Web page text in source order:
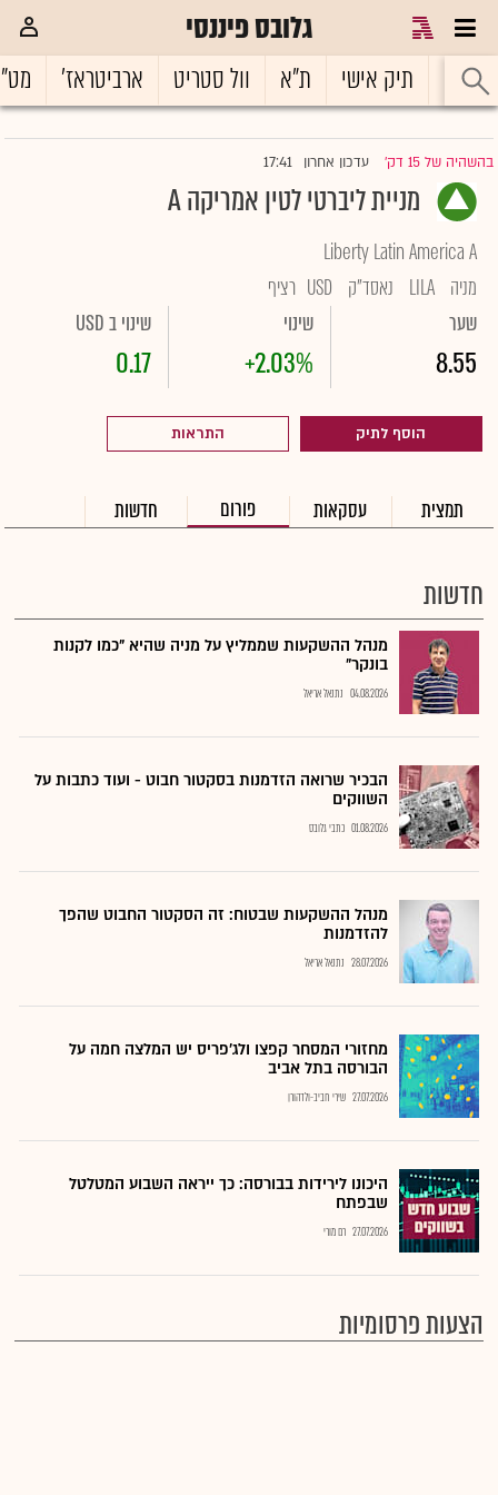
גלובס פיננסי
ראשי תיק אישי ת"א וול סטריט ארביטראז'
בהשהיה של 15 דק' |עדכון אחרון 17:41
מניית ליברטי לטין אמריקה A
Liberty Latin America A
מניה LILA נאסד"ק USD רציף
שער
8.55
שינוי
+2.03%
שינוי ב USD
0.17
הוסף לתיק התראות
תמצית עסקאות פורום חדשות
חדשות
מנהל ההשקעות שממליץ על מניה שהיא "כמו לקנות
בונקר"
04.08.2026 נתנאל אריאל
הבכיר שרואה הזדמנות בסקטור חבוט - ועוד כתבות על
השווקים
01.08.2026 כתבי גלובס
מנהל ההשקעות שבטוח: זה הסקטור החבוט שהפך
להזדמנות
28.07.2026 נתנאל אריאל
מחזורי המסחר קפצו ולג'פריס יש המלצה חמה על
הבורסה בתל אביב
27.07.2026 שירי חביב-ולדהורן
היכונו לירידות בבורסה: כך ייראה השבוע המטלטל
שבפתח
27.07.2026 רם מורי
הצעות פרסומיות